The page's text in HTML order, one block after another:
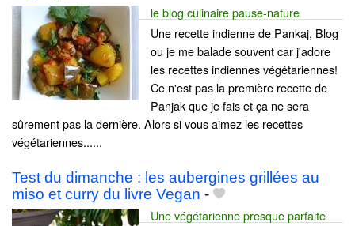
le blog culinaire pause-nature
Une recette indienne de Pankaj, Blog
ou je me balade souvent car j'adore
les recettes indiennes végétariennes!
Ce n'est pas la première recette de
Panjak que je fais et ça ne sera
sûrement pas la dernière. Alors si vous aimez les recettes
végétariennes......
Test du dimanche : les aubergines grillées au
miso et curry du livre Vegan -
Une végétarienne presque parfaite